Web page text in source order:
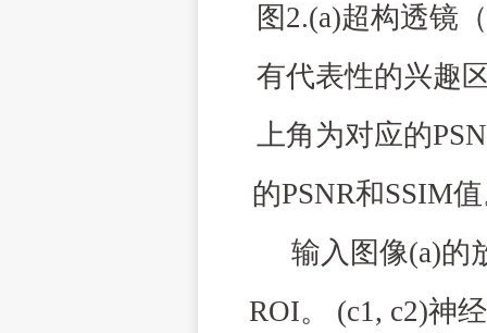
图2.(a)超构透镜（
有代表性的兴趣
上角为对应的
的PSNR和SSIM
输入图像(a)的
ROI。 (c1, c2)神